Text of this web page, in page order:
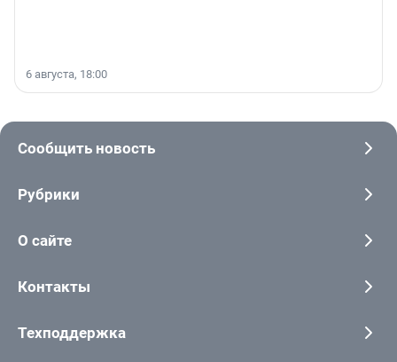
6 августа, 18:00
Сообщить новость
Рубрики
О сайте
Контакты
Техподдержка